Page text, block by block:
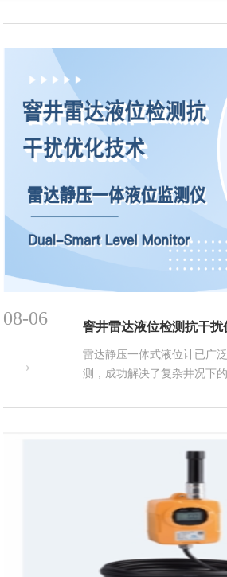
08-06
→
窨井雷达液位检测抗干
雷达静压一体式液位计已广
测，成功解决了复杂井况下